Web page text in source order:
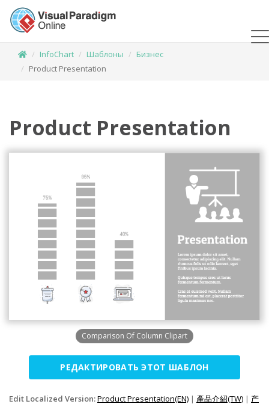
InfoChart Шаблоны
Бизнес
Product Presentation
Product Presentation
Comparison Of Column Clipart
РЕДАКТИРОВАТЬ ЭТОТ ШАБЛОН
Edit Localized Version:Product Presentation(EN) | 產品介紹(TW) | 产